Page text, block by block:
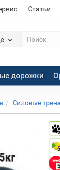
Статьи
дорожки
Силовые
5
5
5